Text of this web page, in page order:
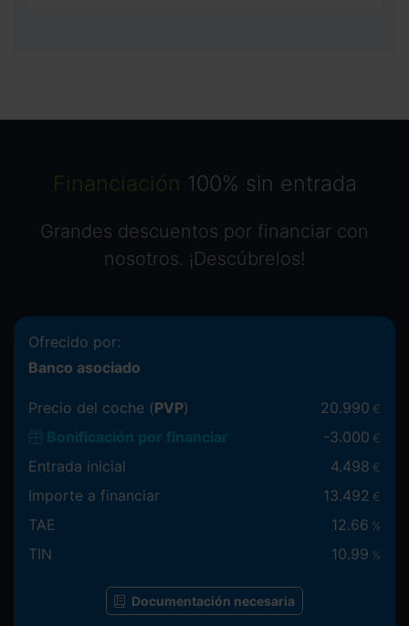
Financiación 100% sin entrada
Grandes descuentos por financiar con
nosotros. ¡Descúbrelos!
Ofrecido por:
Banco asociado
Precio del coche (PVP) 20.990 €
Bonificación por financiar -3.000 €
Entrada inicial 4.498 €
Importe a financiar 13.492 €
TAE 12.66 %
TIN 10.99 %
Documentación necesaria